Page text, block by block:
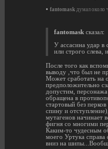
• fantomask думал около
fantomask сказал:
У ассасина удар в
или строго слева,
После того как
выводу ,что был не
Может сработать на
предположительно
допустим, персонажа
обращена в
стартовый без
спину и
мутагенов начинает
фигня со многими
Каким-то чудесным
моего Уртука
вниз на